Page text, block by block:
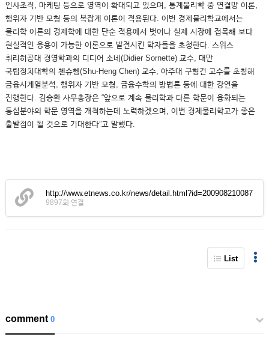
인사조직, 마케팅 등으로 영역이 확대되고 있으며, 통계물리학 중 연결망 이론,
행위자 기반 모형 등의 복잡계 이론이 적용된다. 이번 경제물리학교에서는
물리학 이론의 경제학에 대한 단순 적용에서 벗어나 실제 시장에 접목해 보다
현실적인 응용이 가능한 이론으로 발전시킨 학자들을 초청한다. 스위스
취리히공대 경영학과의 디디어 소네(Didier Sornette) 교수, 대만
국립정치대학의 첸슈헹(Shu-Heng Chen) 교수, 아주대 구형건 교수를 초청해
금융시계열분석, 행위자 기반 모형, 금융수학의 방법론 등에 대한 강연을
진행한다. 김승환 사무총장은 “앞으로 계속 물리학과 다른 학문이 융화되는
통섭분야의 학문 영역을 개척하는데 노력하겠으며, 이번 경제물리학교가 좋은
출발점이 될 것으로 기대한다”고 말했다.
http://www.etnews.co.kr/news/detail.html?id=200908210087
9897회 연결
List
comment0